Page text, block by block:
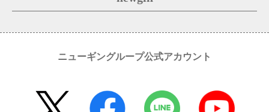
ニューギングループ公式アカウント